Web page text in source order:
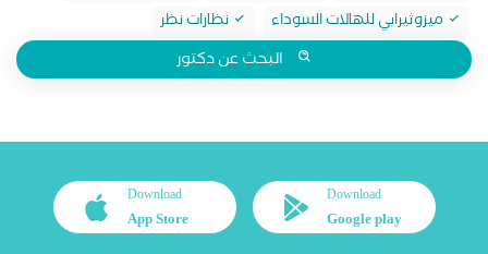
ميزوثيرابي للهالات السوداء
نظارات نظر
البحث عن دكتور
Download
Google play
Download
App Store